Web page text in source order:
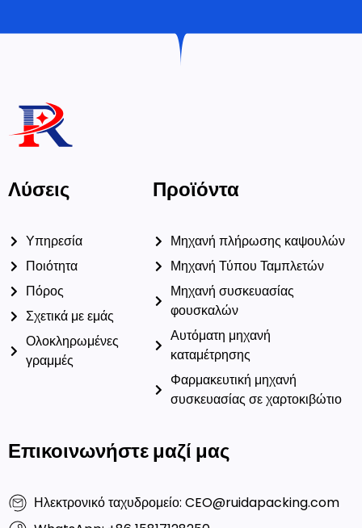
Λύσεις
Υπηρεσία
Ποιότητα
Πόρος
Σχετικά με εμάς
Ολοκληρωμένες
γραμμές
Προϊόντα
Μηχανή πλήρωσης καψουλών
Μηχανή Τύπου Ταμπλετών
Μηχανή συσκευασίας
φουσκαλών
Αυτόματη μηχανή
καταμέτρησης
Φαρμακευτική μηχανή
συσκευασίας σε χαρτοκιβώτιο
Επικοινωνήστε μαζί μας
Ηλεκτρονικό ταχυδρομείο: CEO@ruidapacking.com